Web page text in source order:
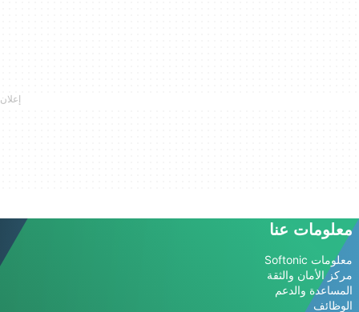
معلومات عنا
معلومات Softonic
مركز الأمان والثقة
المساعدة والدعم
الوظائف